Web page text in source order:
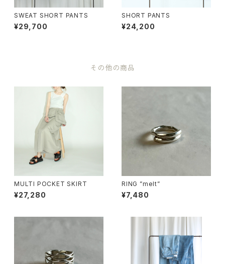
SWEAT SHORT PANTS
¥29,700
SHORT PANTS
¥24,200
その他の商品
MULTI POCKET SKIRT
¥27,280
RING ”melt”
¥7,480